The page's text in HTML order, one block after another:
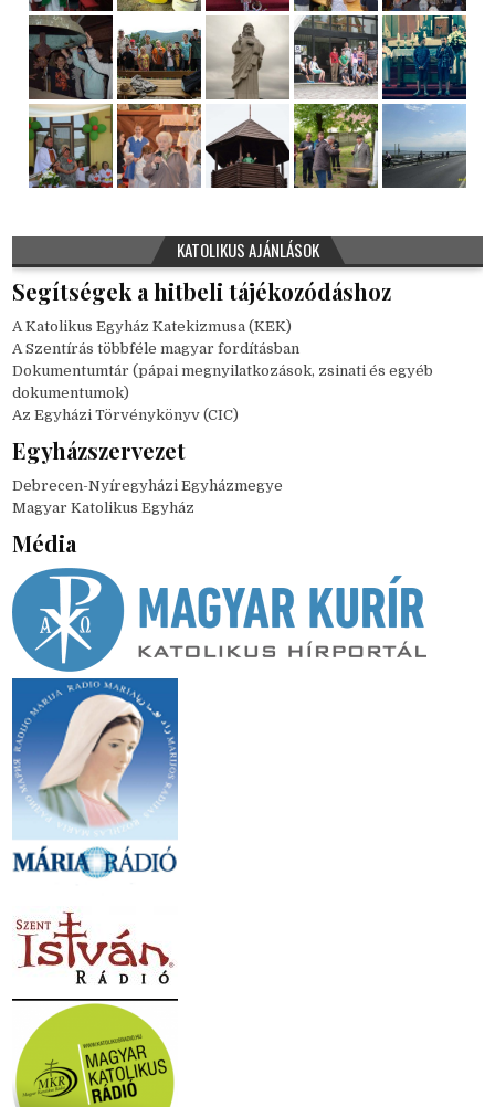
KATOLIKUS AJÁNLÁSOK
Segítségek a hitbeli tájékozódáshoz
A Katolikus Egyház Katekizmusa (KEK)
A Szentírás többféle magyar fordításban
Dokumentumtár (pápai megnyilatkozások, zsinati és egyéb
dokumentumok)
Az Egyházi Törvénykönyv (CIC)
Egyházszervezet
Debrecen-Nyíregyházi Egyházmegye
Magyar Katolikus Egyház
Média